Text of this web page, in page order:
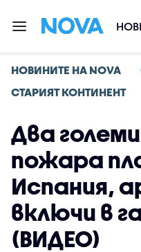
НОВИНИТЕ НА NOVA
СТАРИЯТ КОНТИНЕНТ
Два
пожара
Испания,
включи в
(ВИДЕО)